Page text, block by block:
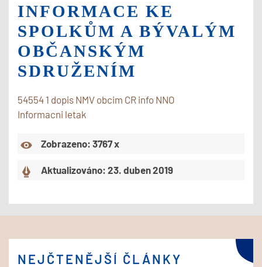
INFORMACE KE
SPOLKŮM A BÝVALÝM
OBČANSKÝM
SDRUŽENÍM
54554 1 dopis NMV obcim CR info NNO
Informacni letak
Zobrazeno: 3767 x
Aktualizováno: 23. duben 2019
NEJČTENĚJŠÍ ČLÁNKY